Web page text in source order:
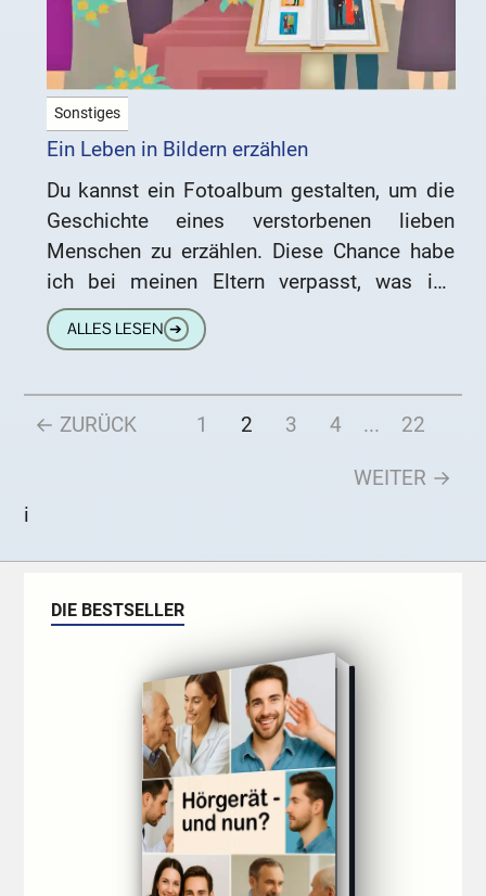
Sonstiges
Ein Leben in Bildern erzählen
Du kannst ein Fotoalbum gestalten, um die
Geschichte eines verstorbenen lieben
Menschen zu erzählen. Diese Chance habe
ich bei meinen Eltern verpasst, was ich
manchmal bereue. In den 50er und
ALLES LESEN ➔
← ZURÜCK 1 2 3 4 ... 22
WEITER →
i
DIE BESTSELLER